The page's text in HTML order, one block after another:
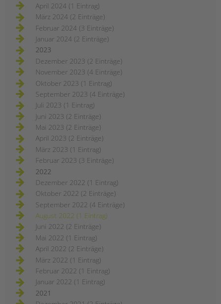
April 2024 (1 Eintrag)
März 2024 (2 Einträge)
Februar 2024 (3 Einträge)
Januar 2024 (2 Einträge)
2023
Dezember 2023 (2 Einträge)
November 2023 (4 Einträge)
Oktober 2023 (1 Eintrag)
September 2023 (4 Einträge)
Juli 2023 (1 Eintrag)
Juni 2023 (2 Einträge)
Mai 2023 (2 Einträge)
April 2023 (2 Einträge)
März 2023 (1 Eintrag)
Februar 2023 (3 Einträge)
2022
Dezember 2022 (1 Eintrag)
Oktober 2022 (2 Einträge)
September 2022 (4 Einträge)
August 2022 (1 Eintrag)
Juni 2022 (2 Einträge)
Mai 2022 (1 Eintrag)
April 2022 (2 Einträge)
März 2022 (1 Eintrag)
Februar 2022 (1 Eintrag)
Januar 2022 (1 Eintrag)
2021